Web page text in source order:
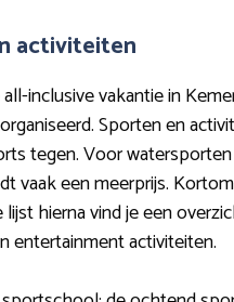
activiteiten
inclusive vakantie in
Sporten en
tegen. Voor
vaak een meerprijs.
hierna vind je een
entertainment activiteiten.